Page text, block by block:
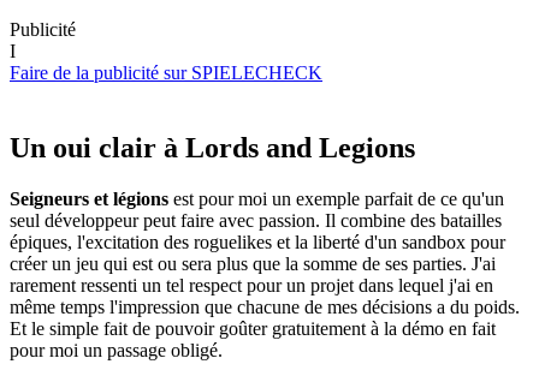
Publicité
I
Faire de la publicité sur SPIELECHECK
Un oui clair à Lords and Legions
Seigneurs et légions est pour moi un exemple parfait de ce qu'un
seul développeur peut faire avec passion. Il combine des batailles
épiques, l'excitation des roguelikes et la liberté d'un sandbox pour
créer un jeu qui est ou sera plus que la somme de ses parties. J'ai
rarement ressenti un tel respect pour un projet dans lequel j'ai en
même temps l'impression que chacune de mes décisions a du poids.
Et le simple fait de pouvoir goûter gratuitement à la démo en fait
pour moi un passage obligé.